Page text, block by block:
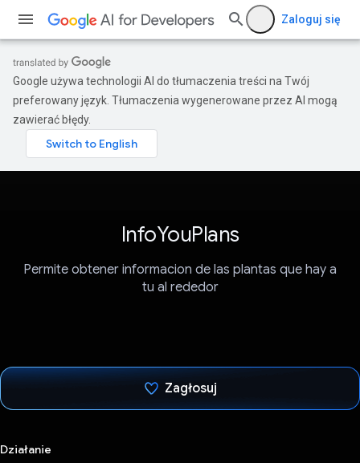
Zaloguj się
Google używa technologii AI do tłumaczenia treści na Twój
preferowany język. Tłumaczenia wygenerowane przez AI mogą
zawierać błędy.
InfoYouPlans
Permite obtener informacion de las plantas que hay a
tu al rededor
Zagłosuj
Działanie